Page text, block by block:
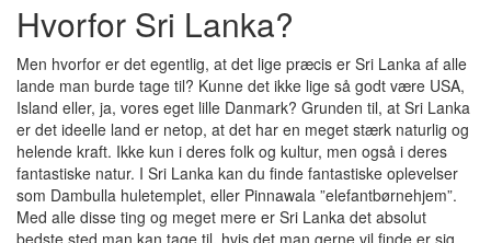
Hvorfor Sri Lanka?
Men hvorfor er det egentlig, at det lige præcis er Sri Lanka af alle
lande man burde tage til? Kunne det ikke lige så godt være USA,
Island eller, ja, vores eget lille Danmark? Grunden til, at Sri Lanka
er det ideelle land er netop, at det har en meget stærk naturlig og
helende kraft. Ikke kun i deres folk og kultur, men også i deres
fantastiske natur. I Sri Lanka kan du finde fantastiske oplevelser
som Dambulla huletemplet, eller Pinnawala ”elefantbørnehjem”.
Med alle disse ting og meget mere er Sri Lanka det absolut